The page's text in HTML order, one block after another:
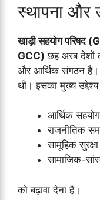
स्थापना और
खाड़ी सहयोग
GCC) छह अरब देशों
और आर्थिक संगठन है।
थी। इसका मुख्य
आर्थिक सहयोग
राजनीतिक
सामूहिक सुरक्षा
सामाजिक-
को बढ़ावा देना है।